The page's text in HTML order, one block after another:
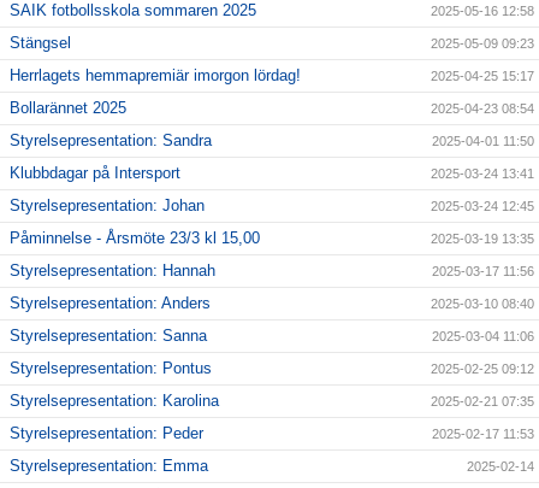
SAIK fotbollsskola sommaren 2025 2025-05-16 12:58
Stängsel 2025-05-09 09:23
Herrlagets hemmapremiär imorgon lördag! 2025-04-25 15:17
Bollarännet 2025 2025-04-23 08:54
Styrelsepresentation: Sandra 2025-04-01 11:50
Klubbdagar på Intersport 2025-03-24 13:41
Styrelsepresentation: Johan 2025-03-24 12:45
Påminnelse - Årsmöte 23/3 kl 15,00 2025-03-19 13:35
Styrelsepresentation: Hannah 2025-03-17 11:56
Styrelsepresentation: Anders 2025-03-10 08:40
Styrelsepresentation: Sanna 2025-03-04 11:06
Styrelsepresentation: Pontus 2025-02-25 09:12
Styrelsepresentation: Karolina 2025-02-21 07:35
Styrelsepresentation: Peder 2025-02-17 11:53
Styrelsepresentation: Emma 2025-02-14